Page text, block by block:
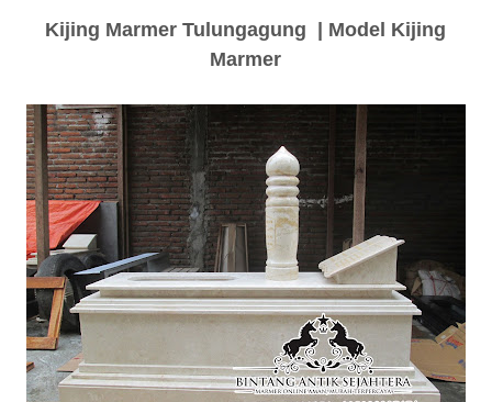
Kijing Marmer Tulungagung | Model Kijing
Marmer